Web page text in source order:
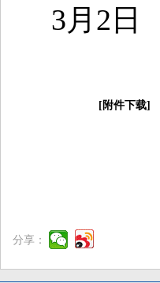
3月 2 日
[附件下载]
分享：